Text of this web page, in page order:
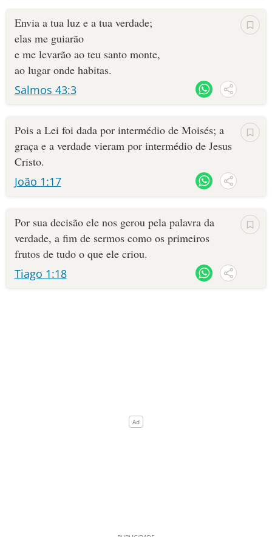
Envia a tua luz e a tua verdade;
elas me guiarão
e me levarão ao teu santo monte,
ao lugar onde habitas.
Salmos 43:3
Pois a Lei foi dada por intermédio de Moisés; a
graça e a verdade vieram por intermédio de Jesus
Cristo.
João 1:17
Por sua decisão ele nos gerou pela palavra da
verdade, a fim de sermos como os primeiros
frutos de tudo o que ele criou.
Tiago 1:18